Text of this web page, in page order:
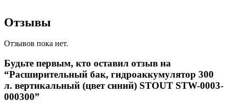
Отзывы
Отзывов пока нет.
Будьте первым, кто оставил отзыв на
“Расширительный бак, гидроаккумулятор 300
л. вертикальный (цвет синий) STOUT STW-0003-
000300”